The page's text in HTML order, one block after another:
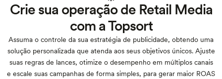
Crie sua operação de Retail Media
com a Topsort
Assuma o controle da sua estratégia de publicidade, obtendo uma
solução personalizada que atenda aos seus objetivos únicos. Ajuste
suas regras de lances, otimize o desempenho em múltiplos canais
e escale suas campanhas de forma simples, para gerar maior ROAS